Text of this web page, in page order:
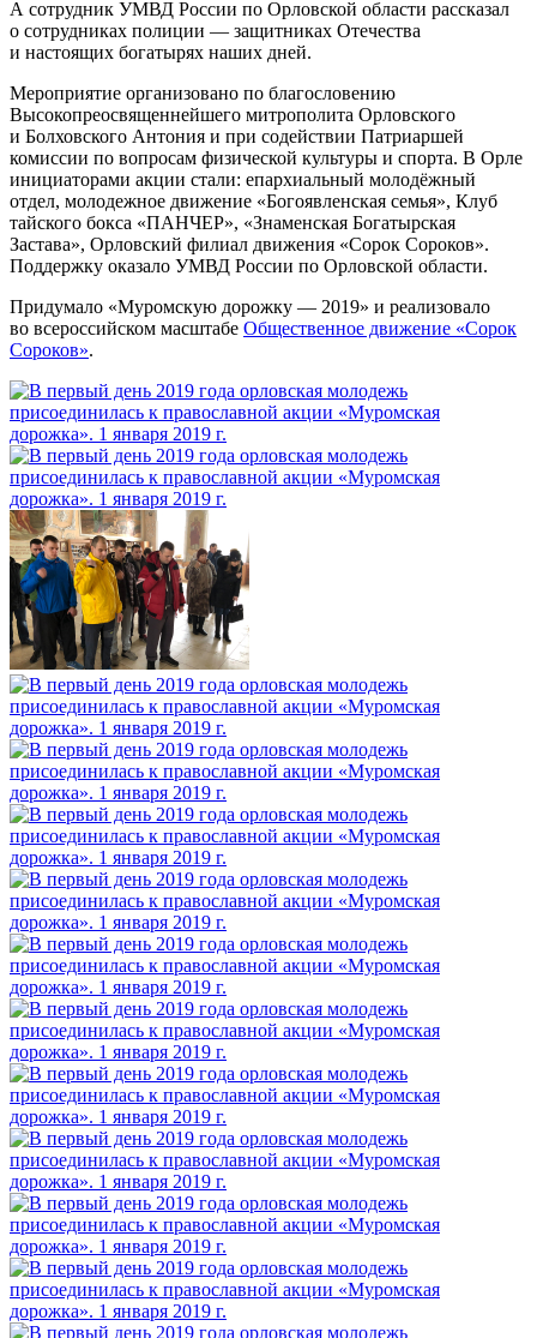
А сотрудник УМВД России по Орловской области рассказал
о сотрудниках полиции — защитниках Отечества
и настоящих богатырях наших дней.
Мероприятие организовано по благословению
Высокопреосвященнейшего митрополита Орловского
и Болховского Антония и при содействии Патриаршей
комиссии по вопросам физической культуры и спорта. В Орле
инициаторами акции стали: епархиальный молодёжный
отдел, молодежное движение «Богоявленская семья», Клуб
тайского бокса «ПАНЧЕР», «Знаменская Богатырская
Застава», Орловский филиал движения «Сорок Сороков».
Поддержку оказало УМВД России по Орловской области.
Придумало «Муромскую дорожку — 2019» и реализовало
во всероссийском масштабе Общественное движение «Сорок
Сороков».